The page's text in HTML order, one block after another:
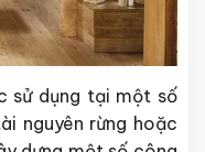
sử dụng tại một số
nguyên rừng hoặc